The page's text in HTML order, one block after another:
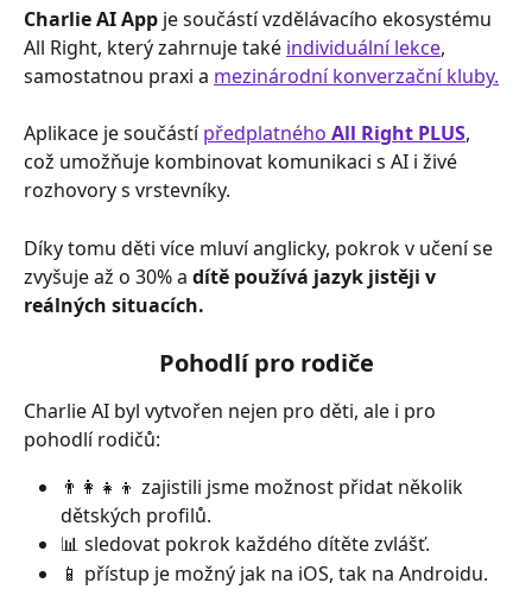
Charlie AI App je součástí vzdělávacího ekosystému
All Right, který zahrnuje také individuální lekce,
samostatnou praxi a mezinárodní konverzační kluby.
Aplikace je součástí předplatného All Right PLUS,
což umožňuje kombinovat komunikaci s AI i živé
rozhovory s vrstevníky.
Díky tomu děti více mluví anglicky, pokrok v učení se
zvyšuje až o 30% a dítě používá jazyk jistěji v
reálných situacích.
Pohodlí pro rodiče
Charlie AI byl vytvořen nejen pro děti, ale i pro
pohodlí rodičů:
👨‍👩‍👧‍👦 zajistili jsme možnost přidat několik
dětských profilů.
📊 sledovat pokrok každého dítěte zvlášť.
📱 přístup je možný jak na iOS, tak na Androidu.